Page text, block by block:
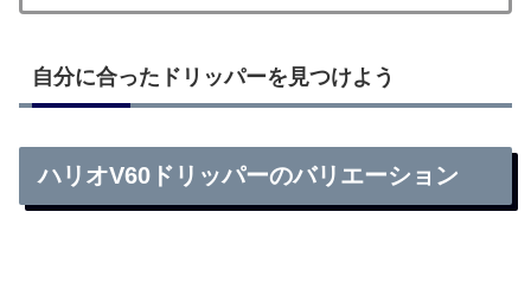
自分に合ったドリッパーを見つけよう
ハリオV60ドリッパーのバリエーション